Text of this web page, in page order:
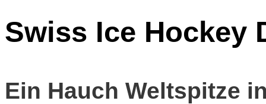
Swiss Ice Hockey
Ein Hauch Weltspitze